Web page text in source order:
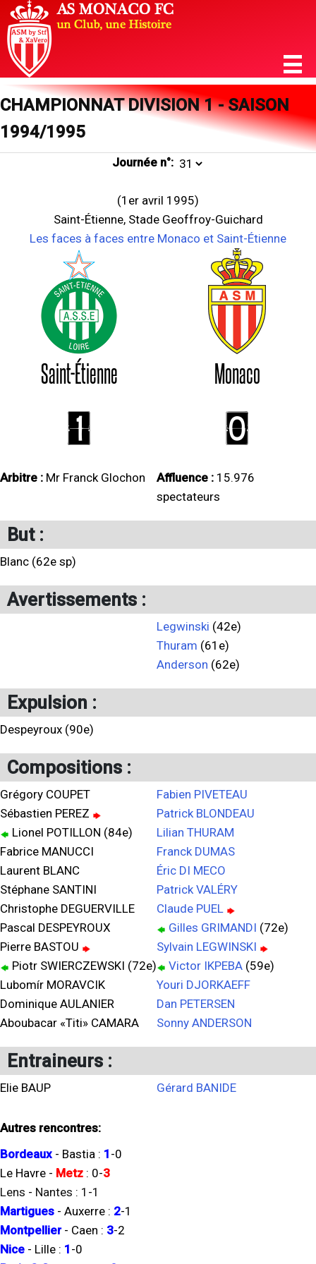
CHAMPIONNAT DIVISION 1 - SAISON
1994/1995
Journée n°:
(1er avril 1995)
Saint-Étienne, Stade Geoffroy-Guichard
Les faces à faces entre Monaco et Saint-Étienne
Saint-Étienne Monaco
1 0
Arbitre : Mr Franck Glochon Affluence : 15.976
spectateurs
But :
Blanc (62e sp)
Avertissements :
Legwinski (42e)
Thuram (61e)
Anderson (62e)
Expulsion :
Despeyroux (90e)
Compositions :
Grégory COUPET
Sébastien PEREZ
Lionel POTILLON (84e)
Fabrice MANUCCI
Laurent BLANC
Stéphane SANTINI
Christophe DEGUERVILLE
Pascal DESPEYROUX
Pierre BASTOU
Piotr SWIERCZEWSKI (72e)
Lubomír MORAVCIK
Dominique AULANIER
Aboubacar «Titi» CAMARA
Fabien PIVETEAU
Patrick BLONDEAU
Lilian THURAM
Franck DUMAS
Éric DI MECO
Patrick VALÉRY
Claude PUEL
Gilles GRIMANDI (72e)
Sylvain LEGWINSKI
Victor IKPEBA (59e)
Youri DJORKAEFF
Dan PETERSEN
Sonny ANDERSON
Entraineurs :
Elie BAUP Gérard BANIDE
Autres rencontres:
Bordeaux - Bastia : 1 -0
Le Havre - Metz : 0-3
Lens - Nantes : 1 -1
Martigues - Auxerre : 2-1
Montpellier- Caen : 3-2
Nice - Lille : 1 -0